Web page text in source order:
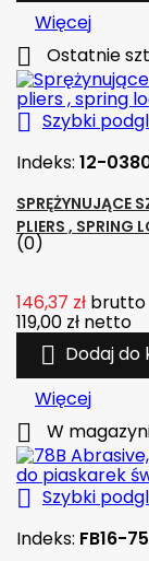
Więcej
 Ostatnie
 Szybki
Indeks: 12-
SPRĘŻYNUJĄCE
PLIERS , SPRING
(0)
146,37 zł brutto
119,00 zł netto
 Dodaj do
Więcej
 W
 Szybki
Indeks: FB16-